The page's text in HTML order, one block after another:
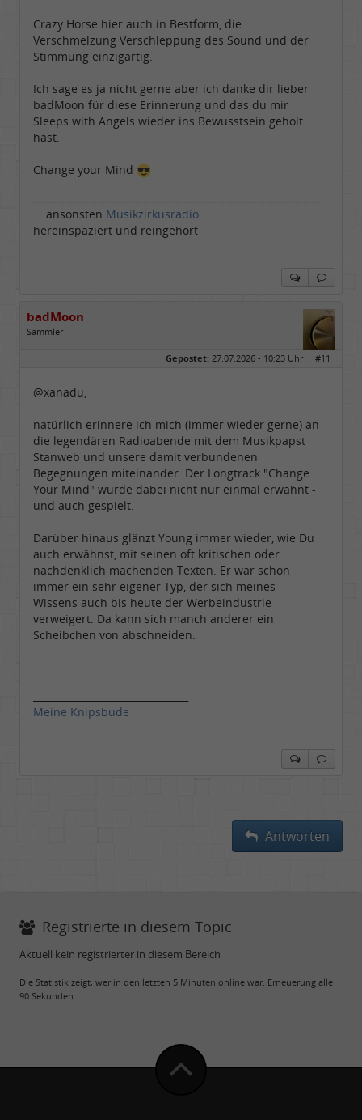
Crazy Horse hier auch in Bestform, die
Verschmelzung Verschleppung des Sound und der
Stimmung einzigartig.
Ich sage es ja nicht gerne aber ich danke dir lieber
badMoon für diese Erinnerung und das du mir
Sleeps with Angels wieder ins Bewusstsein geholt
hast.
Change your Mind
....ansonsten Musikzirkusradio
hereinspaziert und reingehört
badMoon
Sammler
Gepostet: 27.07.2026 - 10:23 Uhr · #11
@xanadu,
natürlich erinnere ich mich (immer wieder gerne) an
die legendären Radioabende mit dem Musikpapst
Stanweb und unsere damit verbundenen
Begegnungen miteinander. Der Longtrack "Change
Your Mind" wurde dabei nicht nur einmal erwähnt -
und auch gespielt.
Darüber hinaus glänzt Young immer wieder, wie Du
auch erwähnst, mit seinen oft kritischen oder
nachdenklich machenden Texten. Er war schon
immer ein sehr eigener Typ, der sich meines
Wissens auch bis heute der Werbeindustrie
verweigert. Da kann sich manch anderer ein
Scheibchen von abschneiden.
Meine Knipsbude
Antworten
Registrierte in diesem Topic
Aktuell kein registrierter in diesem Bereich
Die Statistik zeigt, wer in den letzten 5 Minuten online war. Erneuerung alle
90 Sekunden.